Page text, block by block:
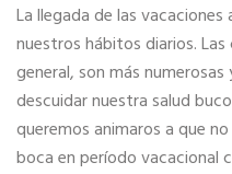
La llegada de las
nuestros hábitos diarios.
general, son más
descuidar nuestra salud
queremos animaros a que
boca en período vacacional